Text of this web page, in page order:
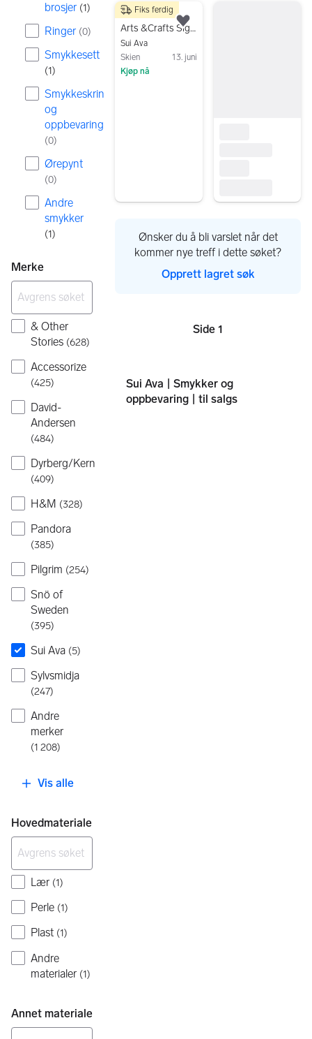
brosjer (1)
Ringer (0)
Smykkesett
(1)
Smykkeskrin
og
oppbevaring
(0)
Ørepynt
(0)
Andre
smykker
(1)
Merke
& Other
Stories (628)
Accessorize
(425)
David-
Andersen
(484)
Dyrberg/Kern
(409)
H&M (328)
Pandora
(385)
Pilgrim (254)
Snö of
Sweden
(395)
Sui Ava (5)
Sylvsmidja
(247)
Andre
merker
(1 208)
Vis alle
Hovedmateriale
Lær (1)
Perle (1)
Plast (1)
Andre
materialer (1)
Annet materiale
300 kr
Arts &Crafts Signature smykkesett - ubrukt!
Sui Ava
Skien
13. juni
Kjøp nå
Fiks ferdig
Legg til som favoritt.
Ønsker du å bli varslet når det
kommer nye treff i dette søket?
Opprett lagret søk
Sider
Side 1
Sui Ava | Smykker og
oppbevaring | til salgs